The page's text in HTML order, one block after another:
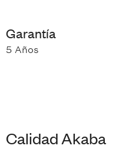
Garantía
5 Años
Calidad Akaba